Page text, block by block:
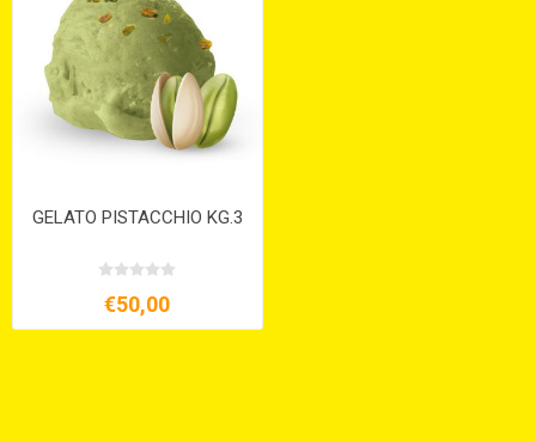
GELATO PISTACCHIO KG.3
€50,00